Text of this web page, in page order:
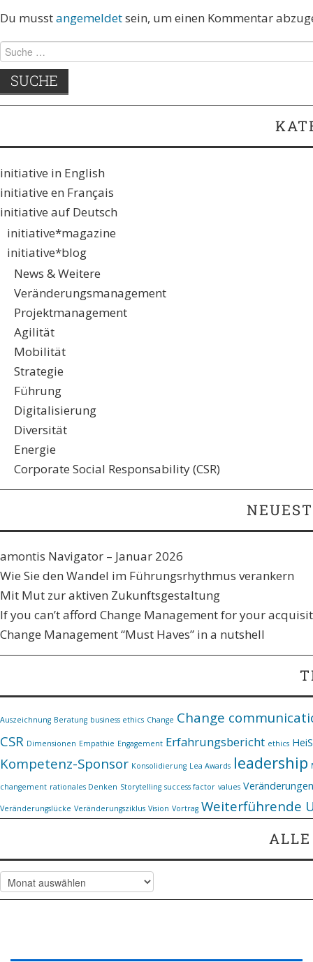
Du musstangemeldetsein, um einen Kommentar
initiative in English
initiative en Français
initiative auf Deutsch
initiative*magazine
initiative*blog
News & Weitere
Veränderungsmanagement
Projektmanagement
Agilität
Mobilität
Strategie
Führung
Digitalisierung
Diversität
Energie
Corporate Social Responsability (CSR)
amontis Navigator – Januar 2026
Wie Sie den Wandel im Führungsrhythmus verankern​
Mit Mut zur aktiven Zukunftsgestaltung
If you can’t afford Change Management for your
Change Management “Must Haves” in a nutshell
Auszeichnung Beratung business ethics Change Change
CSR Dimensionen Empathie Engagement Erfahrungsbericht ethics
Kompetenz-Sponsor Konsolidierung Lea Awards leadership
changement rationales Denken Storytelling success factor values Veränderungen
Veränderungslücke Veränderungsziklus Vision Vortrag Weiterführende